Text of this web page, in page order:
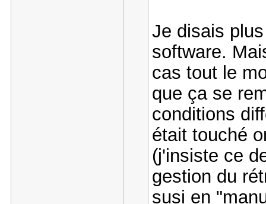
Je disais
software.
cas tout le
que ça se
conditions
était touché
(j'insiste ce
gestion du
susi en